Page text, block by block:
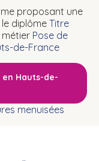
proposant une
diplôme Titre
Pose de
de-France
Hauts-de-
menuisées